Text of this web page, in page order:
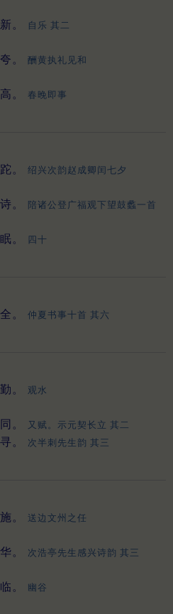
。
自乐 其二
。
酬黄执礼见和
。
春晚即事
。
绍兴次韵赵成卿闰七夕
。
陪诸公登广福观下望鼓蠡一首
。
四十
。
仲夏书事十首 其六
。
观水
。
又赋。示元契长立 其二
。 次半刺先生韵 其三
。
送边文州之任
。
次浩亭先生感兴诗韵 其三
。
幽谷